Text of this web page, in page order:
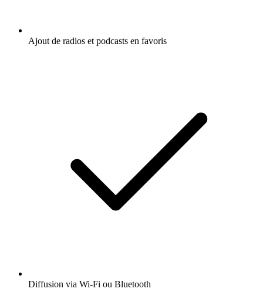
Ajout de radios et podcasts en favoris
Diffusion via Wi-Fi ou Bluetooth